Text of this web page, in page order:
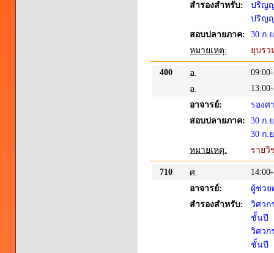
สำรองสำหรับ:
ปริญญ
ปริญญ
สอบปลายภาค:
30 ก.
หมายเหตุ:
ยุบรว
400 อ.
อ.
อาจารย์:
รองศ
สอบปลายภาค:
30 ก.
30 ก.
หมายเหตุ:
รายวิ
710 ศ.
อาจารย์:
ผู้ช่วย
สำรองสำหรับ:
วิศวก
ชั้นปี
วิศวก
ชั้นปี